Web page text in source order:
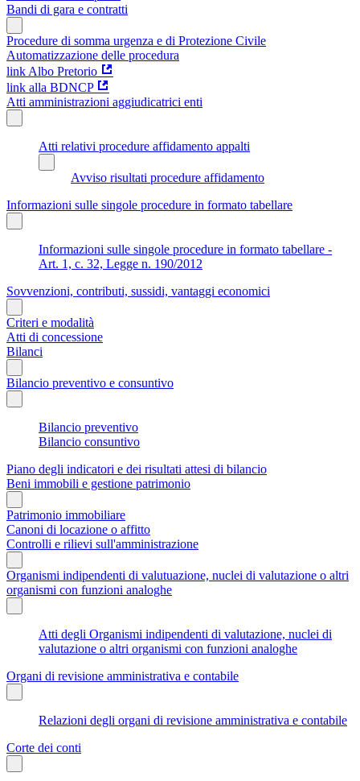
Bandi di gara e contratti
Procedure di somma urgenza e di Protezione Civile
Automatizzazione delle procedura
link Albo Pretorio
link alla BDNCP
Atti amministrazioni aggiudicatrici enti
Atti relativi procedure affidamento appalti
Avviso risultati procedure affidamento
Informazioni sulle singole procedure in formato tabellare
Informazioni sulle singole procedure in formato tabellare -
Art. 1, c. 32, Legge n. 190/2012
Sovvenzioni, contributi, sussidi, vantaggi economici
Criteri e modalità
Atti di concessione
Bilanci
Bilancio preventivo e consuntivo
Bilancio preventivo
Bilancio consuntivo
Piano degli indicatori e dei risultati attesi di bilancio
Beni immobili e gestione patrimonio
Patrimonio immobiliare
Canoni di locazione o affitto
Controlli e rilievi sull'amministrazione
Organismi indipendenti di valutuazione, nuclei di valutazione o altri
organismi con funzioni analoghe
Atti degli Organismi indipendenti di valutazione, nuclei di
valutazione o altri organismi con funzioni analoghe
Organi di revisione amministrativa e contabile
Relazioni degli organi di revisione amministrativa e contabile
Corte dei conti